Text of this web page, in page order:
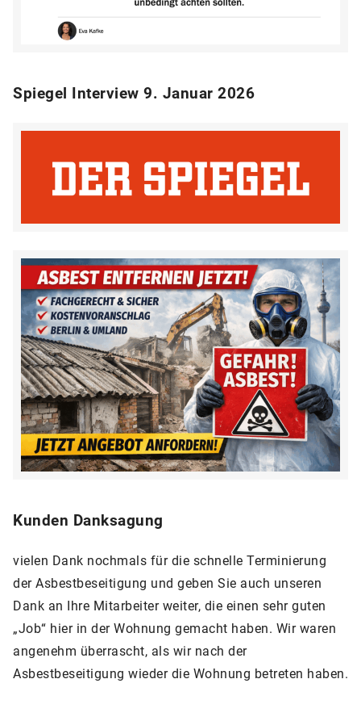
Spiegel Interview 9. Januar 2026
Kunden Danksagung
vielen Dank nochmals für die schnelle Terminierung
der Asbestbeseitigung und geben Sie auch unseren
Dank an Ihre Mitarbeiter weiter, die einen sehr guten
„Job“ hier in der Wohnung gemacht haben. Wir waren
angenehm überrascht, als wir nach der
Asbestbeseitigung wieder die Wohnung betreten haben.